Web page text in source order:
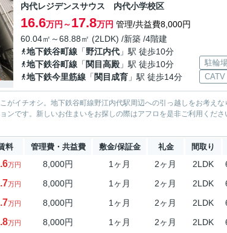
内代レジデンスサウス 内代小学校区
16.6万円～17.8万円 管理/共益費8,000円
60.04㎡～68.88㎡ (2LDK) /新築 /4階建
地下鉄谷町線 「野江内代 」駅 徒歩10分
地下鉄谷町線 「 関目高殿 」駅 徒歩10分
地下鉄今里筋線 「 関目成育 」駅 徒歩14分
駐輪
CATV
がイチオシ。地下鉄谷町線野江内代駅周辺への引っ越しをお考え
ンです。新しいお住まいをお探しの際はアフロを是非ご利用くだ
料 管理費・共益費 敷金/保証金 礼金 間取り
万円 8,000円 1ヶ月 2ヶ月 2LDK
万円 8,000円 1ヶ月 2ヶ月 2LDK
万円 8,000円 1ヶ月 2ヶ月 2LDK
万円 8,000円 1ヶ月 2ヶ月 2LDK